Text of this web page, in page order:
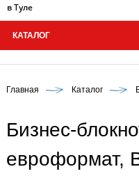
в Туле
КАТАЛОГ
Главная Каталог
Бизнес-
евроформат,